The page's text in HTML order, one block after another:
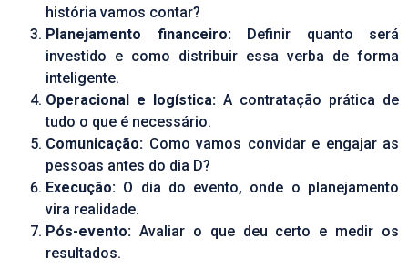
história vamos contar?
Planejamento financeiro: Definir quanto será
investido e como distribuir essa verba de forma
inteligente.
Operacional e logística: A contratação prática de
tudo o que é necessário.
Comunicação: Como vamos convidar e engajar as
pessoas antes do dia D?
Execução: O dia do evento, onde o planejamento
vira realidade.
Pós-evento: Avaliar o que deu certo e medir os
resultados.